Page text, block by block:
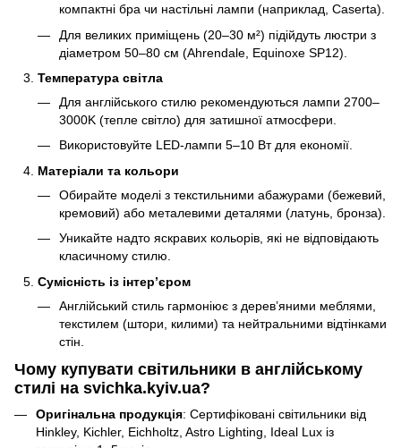
компактні бра чи настільні лампи (наприклад, Caserta).
Для великих приміщень (20–30 м²) підійдуть люстри з
діаметром 50–80 см (Ahrendale, Equinoxe SP12).
Температура світла
Для англійського стилю рекомендуються лампи 2700–
3000K (тепле світло) для затишної атмосфери.
Використовуйте LED-лампи 5–10 Вт для економії.
Матеріали та кольори
Обирайте моделі з текстильними абажурами (бежевий,
кремовий) або металевими деталями (латунь, бронза).
Уникайте надто яскравих кольорів, які не відповідають
класичному стилю.
Сумісність із інтер’єром
Англійський стиль гармоніює з дерев’яними меблями,
текстилем (штори, килими) та нейтральними відтінками
стін.
Чому купувати світильники в англійському
стилі на svichka.kyiv.ua?
Оригінальна продукція: Сертифіковані світильники від
Hinkley, Kichler, Eichholtz, Astro Lighting, Ideal Lux із